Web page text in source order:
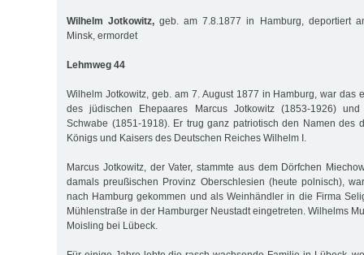
Wilhelm Jotkowitz, geb. am 7.8.1877 in Hamburg, deportiert
Minsk, ermordet
Lehmweg 44
Wilhelm Jotkowitz, geb. am 7. August 1877 in Hamburg, war das
des jüdischen Ehepaares Marcus Jotkowitz (1853-1926)
Schwabe (1851-1918). Er trug ganz patriotisch den Namen des
Königs und Kaisers des Deutschen Reiches Wilhelm I.
Marcus Jotkowitz, der Vater, stammte aus dem Dörfchen
damals preußischen Provinz Oberschlesien (heute polnisch),
nach Hamburg gekommen und als Weinhändler in die Firma
Mühlenstraße in der Hamburger Neustadt eingetreten. Wilhelms
Moisling bei Lübeck.